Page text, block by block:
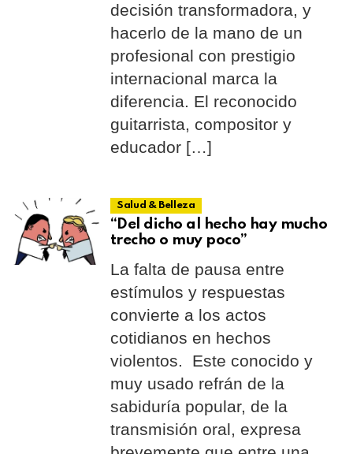
decisión transformadora, y
hacerlo de la mano de un
profesional con prestigio
internacional marca la
diferencia. El reconocido
guitarrista, compositor y
educador […]
Salud & Belleza
“Del dicho al hecho hay mucho
trecho o muy poco”
La falta de pausa entre
estímulos y respuestas
convierte a los actos
cotidianos en hechos
violentos. Este conocido y
muy usado refrán de la
sabiduría popular, de la
transmisión oral, expresa